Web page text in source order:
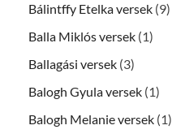
Bálintffy Etelka versek (9)
Balla Miklós versek (1)
Ballagási versek (3)
Balogh Gyula versek (1)
Balogh Melanie versek (1)